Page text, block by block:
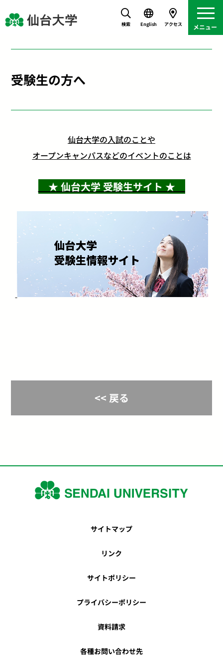
検索 English アクセス
受験生の方へ
仙台大学の入試のことや
オープンキャンパスなどのイベントのことは
★ 仙台大学 受験生サイト ★
<< 戻る
サイトマップ
リンク
サイトポリシー
プライバシーポリシー
資料請求
各種お問い合わせ先